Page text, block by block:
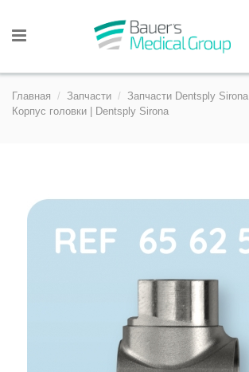
Главная Запчасти Запчасти Dentsply Sirona
Корпус головки | Dentsply Sirona